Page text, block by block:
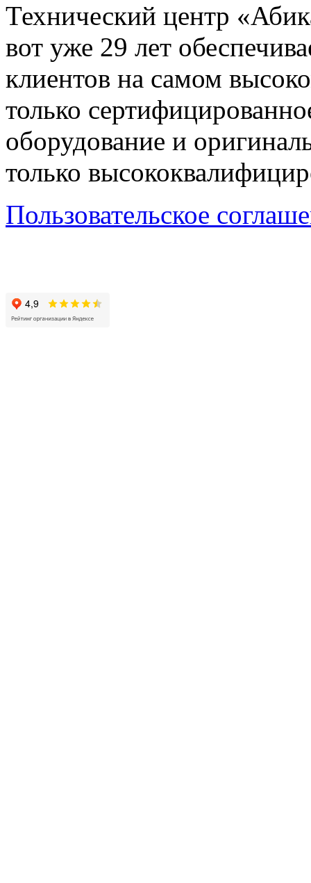
Технический центр
вот уже 29 лет
клиентов на самом
только
оборудование и
только
Пользовательское